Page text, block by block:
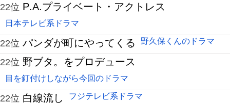
22位 P.A.プライベート・アクトレス
日本テレビ系ドラマ
22位 パンダが町にやってくる 野久保くんのドラマ
22位 野ブタ。をプロデュース
目を釘付けしながら今回のドラマ
22位 白線流し フジテレビ系ドラマ